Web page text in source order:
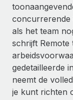
Vereenvoudig
kandidaten
Compliance
Blijf
CASESTUDY'S
Support
Alle bronnen
BLOG
concurrerende
als het team
schrijft
gedetailleerde
neemt de
je kunt richten